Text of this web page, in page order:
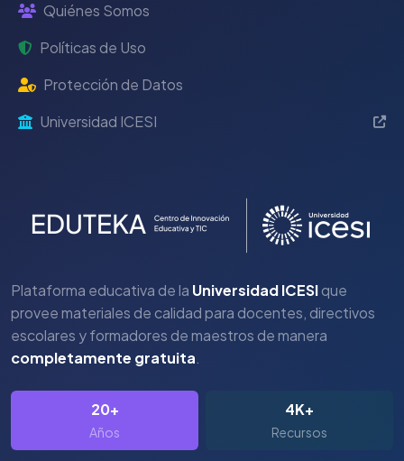
Quiénes Somos
Políticas de Uso
Protección de Datos
Universidad ICESI
Plataforma educativa de la Universidad ICESIque
provee materiales de calidad para docentes, directivos
escolares y formadores de maestros de manera
completamente gratuita.
20+
Años
4K+
Recursos